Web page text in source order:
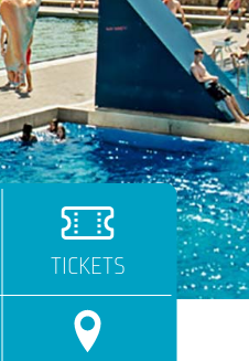
TICKETS